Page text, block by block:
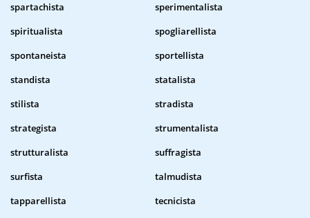
spartachista
sperimentalista
spiritualista
spogliarellista
spontaneista
sportellista
standista
statalista
stilista
stradista
strategista
strumentalista
strutturalista
suffragista
surfista
talmudista
tapparellista
tecnicista